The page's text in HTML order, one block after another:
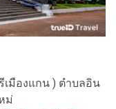
เมืองแกน ) ตำบลอิน
ม่